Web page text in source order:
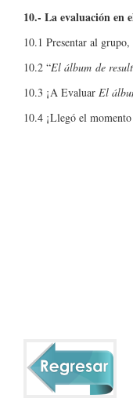
10.- La evaluación en
10.1 Presentar al
10.2 “El álbum de
10.3 ¡A Evaluar El
10.4 ¡Llegó el